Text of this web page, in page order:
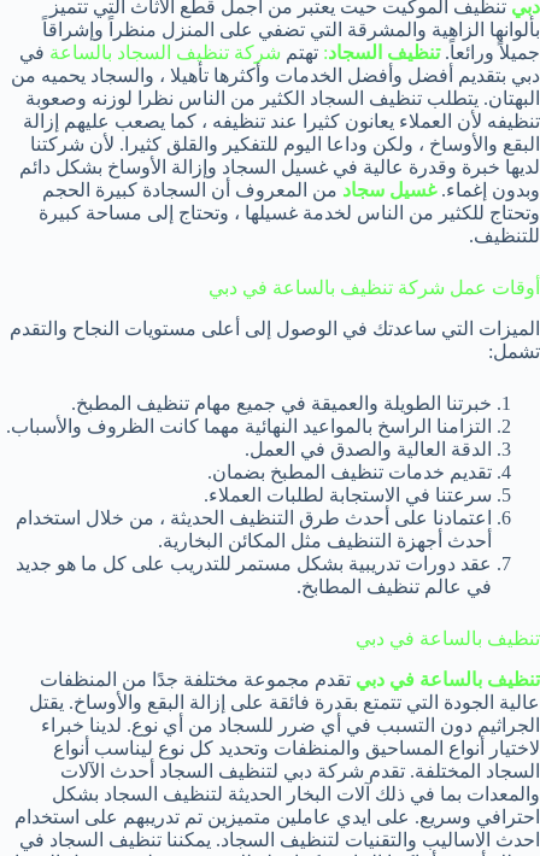
دبي تنظيف الموكيت حيت يعتبر من أجمل قطع الأثاث التي تتميز
بألوانها الزاهية والمشرقة التي تضفي على المنزل منظراً وإشراقاً
جميلاً ورائعاً. تنظيف السجاد: تهتم شركة تنظيف السجاد بالساعة في
دبي بتقديم أفضل وأفضل الخدمات وأكثرها تأهيلا ، والسجاد يحميه من
البهتان. يتطلب تنظيف السجاد الكثير من الناس نظرا لوزنه وصعوبة
تنظيفه لأن العملاء يعانون كثيرا عند تنظيفه ، كما يصعب عليهم إزالة
البقع والأوساخ ، ولكن وداعا اليوم للتفكير والقلق كثيرا. لأن شركتنا
لديها خبرة وقدرة عالية في غسيل السجاد وإزالة الأوساخ بشكل دائم
وبدون إغماء. غسيل سجاد من المعروف أن السجادة كبيرة الحجم
وتحتاج للكثير من الناس لخدمة غسيلها ، وتحتاج إلى مساحة كبيرة
للتنظيف.
أوقات عمل شركة تنظيف بالساعة في دبي
الميزات التي ساعدتك في الوصول إلى أعلى مستويات النجاح والتقدم
تشمل:
خبرتنا الطويلة والعميقة في جميع مهام تنظيف المطبخ.
التزامنا الراسخ بالمواعيد النهائية مهما كانت الظروف والأسباب.
الدقة العالية والصدق في العمل.
تقديم خدمات تنظيف المطبخ بضمان.
سرعتنا في الاستجابة لطلبات العملاء.
اعتمادنا على أحدث طرق التنظيف الحديثة ، من خلال استخدام
أحدث أجهزة التنظيف مثل المكائن ​​البخارية.
عقد دورات تدريبية بشكل مستمر للتدريب على كل ما هو جديد
في عالم تنظيف المطابخ.
تنظيف بالساعة في دبي
تنظيف بالساعة في دبي تقدم مجموعة مختلفة جدًا من المنظفات
عالية الجودة التي تتمتع بقدرة فائقة على إزالة البقع والأوساخ. يقتل
الجراثيم دون التسبب في أي ضرر للسجاد من أي نوع. لدينا خبراء
لاختيار أنواع المساحيق والمنظفات وتحديد كل نوع ليناسب أنواع
السجاد المختلفة. تقدم شركة دبي لتنظيف السجاد أحدث الآلات
والمعدات بما في ذلك آلات البخار الحديثة لتنظيف السجاد بشكل
احترافي وسريع. على ايدي عاملين متميزين تم تدريبهم على استخدام
احدث الاساليب والتقنيات لتنظيف السجاد. يمكننا تنظيف السجاد في